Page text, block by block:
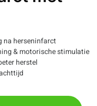
na herseninfarct
& motorische stimulatie
herstel